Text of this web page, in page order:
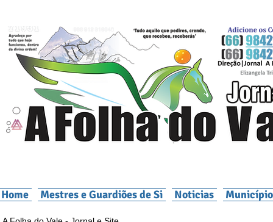
Home Mestres e Guardiões de Si Noticias